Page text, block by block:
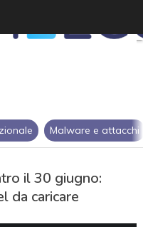
Malware e attacchi
il 30 giugno:
da caricare